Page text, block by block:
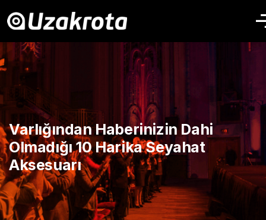
Varlığından Haberinizin Dahi
Olmadığı 10 Harika Seyahat
Aksesuarı